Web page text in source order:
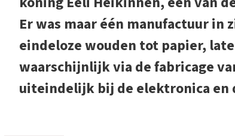
Er was maar één manufactuur
eindeloze wouden tot papier,
waarschijnlijk via de fabricage
uiteindelijk bij de elektronica en